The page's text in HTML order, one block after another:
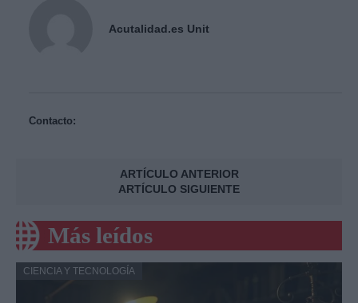
Acutalidad.es Unit
Contacto:
ARTÍCULO ANTERIOR
ARTÍCULO SIGUIENTE
Más leídos
CIENCIA Y TECNOLOGÍA